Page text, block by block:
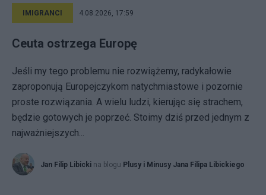
IMIGRANCI 4.08.2026, 17:59
Ceuta ostrzega Europę
Jeśli my tego problemu nie rozwiążemy, radykałowie
zaproponują Europejczykom natychmiastowe i pozornie
proste rozwiązania. A wielu ludzi, kierując się strachem,
będzie gotowych je poprzeć. Stoimy dziś przed jednym z
najważniejszych...
Jan Filip Libicki na blogu Plusy i Minusy Jana Filipa Libickiego